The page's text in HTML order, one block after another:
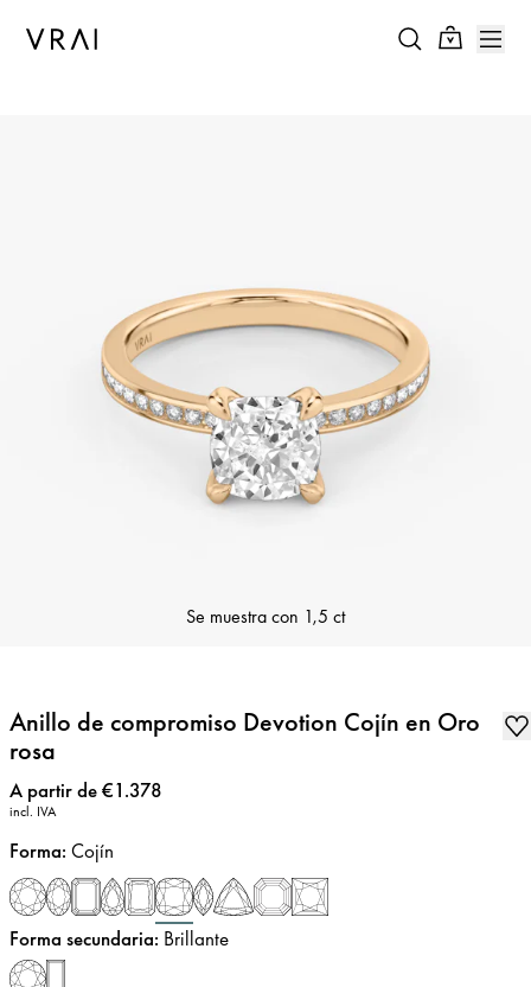
Se muestra con 1,5 ct
Anillo de compromiso Devotion Cojín en Oro
rosa
Precio:
A partir de €1.378
incl. IVA
Forma: Cojín
Forma secundaria: Brillante